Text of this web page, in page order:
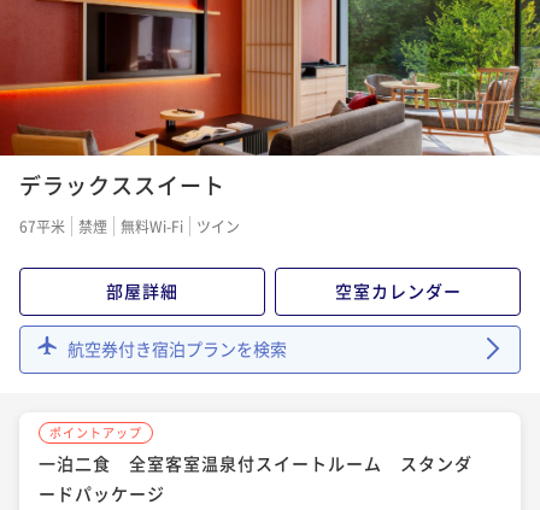
デラックススイート
67平米 禁煙 無料Wi-Fi ツイン
部屋詳細 空室カレンダー
航空券付き宿泊プランを検索
ポイントアップ
一泊二食 全室客室温泉付スイートルーム スタンダ
ードパッケージ